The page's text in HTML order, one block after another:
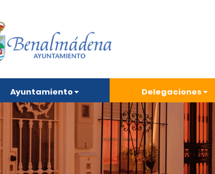
Ayuntamiento Delegaciones